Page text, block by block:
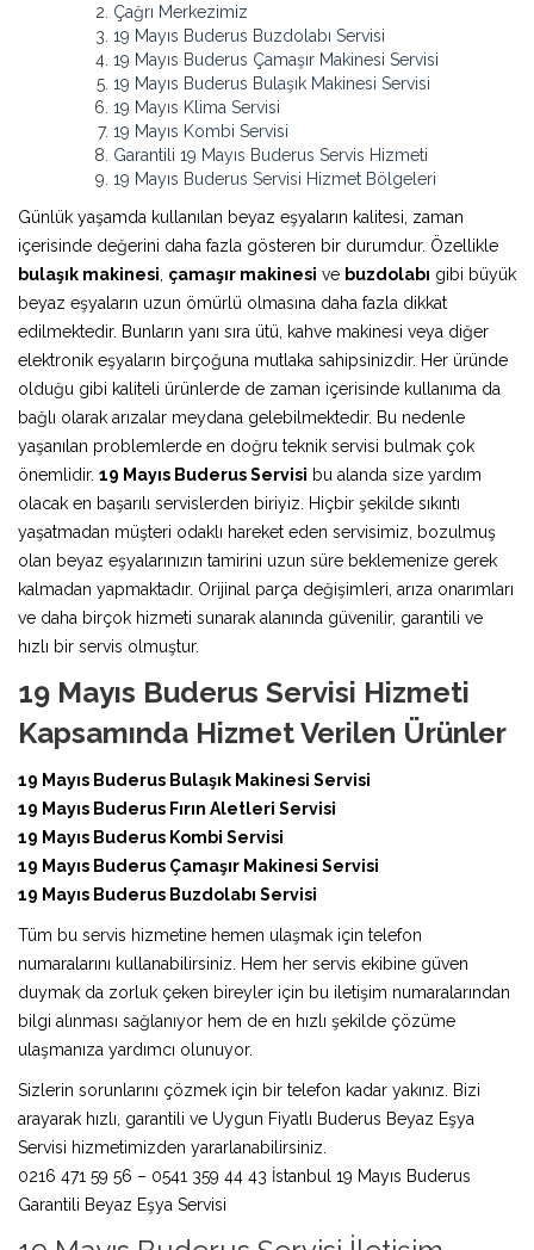
Çağrı Merkezimiz
19 Mayıs Buderus Buzdolabı Servisi
19 Mayıs Buderus Çamaşır Makinesi Servisi
19 Mayıs Buderus Bulaşık Makinesi Servisi
19 Mayıs Klima Servisi
19 Mayıs Kombi Servisi
Garantili 19 Mayıs Buderus Servis Hizmeti
19 Mayıs Buderus Servisi Hizmet Bölgeleri
Günlük yaşamda kullanılan beyaz eşyaların kalitesi, zaman
içerisinde değerini daha fazla gösteren bir durumdur. Özellikle
bulaşık makinesi çamaşır makinesi ve buzdolabı gibi büyük
beyaz eşyaların uzun ömürlü olmasına daha fazla dikkat
edilmektedir. Bunların yanı sıra ütü, kahve makinesi veya diğer
elektronik eşyaların birçoğuna mutlaka sahipsinizdir. Her üründe
olduğu gibi kaliteli ürünlerde de zaman içerisinde kullanıma da
bağlı olarak arızalar meydana gelebilmektedir. Bu nedenle
yaşanılan problemlerde en doğru teknik servisi bulmak çok
önemlidir. 19 Mayıs Buderus Servisi bu alanda size yardım
olacak en başarılı servislerden biriyiz. Hiçbir şekilde sıkıntı
yaşatmadan müşteri odaklı hareket eden servisimiz, bozulmuş
olan beyaz eşyalarınızın tamirini uzun süre beklemenize gerek
kalmadan yapmaktadır. Orijinal parça değişimleri, arıza onarımları
ve daha birçok hizmeti sunarak alanında güvenilir, garantili ve
hızlı bir servis olmuştur.
19 Mayıs Buderus Servisi Hizmeti
Kapsamında Hizmet Verilen Ürünler
19 Mayıs Buderus Bulaşık Makinesi Servisi
19 Mayıs Buderus Fırın Aletleri Servisi
19 Mayıs Buderus Kombi Servisi
19 Mayıs Buderus Çamaşır Makinesi Servisi
19 Mayıs Buderus Buzdolabı Servisi
Tüm bu servis hizmetine hemen ulaşmak için telefon
numaralarını kullanabilirsiniz. Hem her servis ekibine güven
duymak da zorluk çeken bireyler için bu iletişim numaralarından
bilgi alınması sağlanıyor hem de en hızlı şekilde çözüme
ulaşmanıza yardımcı olunuyor.
Sizlerin sorunlarını çözmek için bir telefon kadar yakınız. Bizi
arayarak hızlı, garantili ve Uygun Fiyatlı Buderus Beyaz Eşya
Servisi hizmetimizden yararlanabilirsiniz.
0216 471 59 56 – 0541 359 44 43 İstanbul 19 Mayıs Buderus
Garantili Beyaz Eşya Servisi